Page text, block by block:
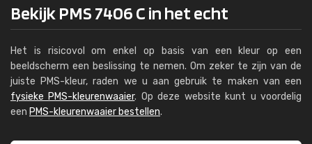
Bekijk PMS 7406 C in het echt
Het is risicovol om enkel op basis van een kleur op een
beeldscherm een beslissing te nemen. Om zeker te zijn van de
juiste PMS-kleur, raden we u aan gebruik te maken van een
fysieke PMS-kleurenwaaier. Op deze website kunt u voordelig
een PMS-kleurenwaaier bestellen.